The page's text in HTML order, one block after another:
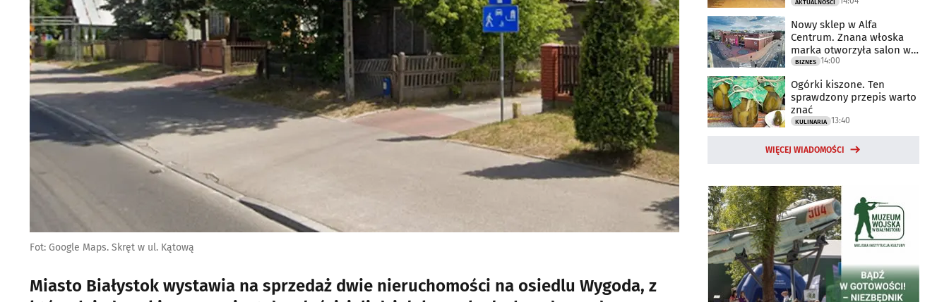
Fot: Google Maps. Skręt w ul. Kątową
Miasto Białystok wystawia na sprzedaż dwie nieruchomości na osiedlu Wygoda, z
AKTUALNOŚCI
Nowy sklep w Alfa
Centrum. Znana włoska
marka otworzyła salon w
Białymstoku
BIZNES 14:00
Ogórki kiszone. Ten
sprawdzony przepis warto
znać
KULINARIA 13:40
WIĘCEJ WIADOMOŚCI